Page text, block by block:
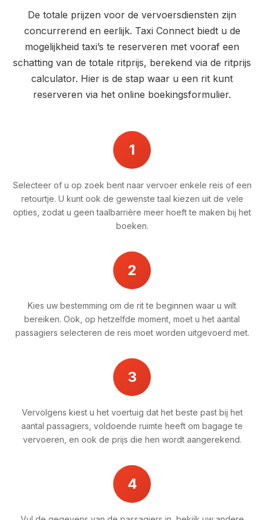
De totale prijzen voor de vervoersdiensten zijn
concurrerend en eerlijk. Taxi Connect biedt u de
mogelijkheid taxi’s te reserveren met vooraf een
schatting van de totale ritprijs, berekend via de ritprijs
calculator. Hier is de stap waar u een rit kunt
reserveren via het online boekingsformulier.
1
Selecteer of u op zoek bent naar vervoer enkele reis of een
retourtje. U kunt ook de gewenste taal kiezen uit de vele
opties, zodat u geen taalbarrière meer hoeft te maken bij het
boeken.
2
Kies uw bestemming om de rit te beginnen waar u wilt
bereiken. Ook, op hetzelfde moment, moet u het aantal
passagiers selecteren de reis moet worden uitgevoerd met.
3
Vervolgens kiest u het voertuig dat het beste past bij het
aantal passagiers, voldoende ruimte heeft om bagage te
vervoeren, en ook de prijs die hen wordt aangerekend.
4